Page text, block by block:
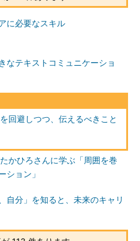
に必要なスキル
なテキストコミュニケーショ
回避しつつ、伝えるべきこと
かひろさんに学ぶ「周囲を巻
ション」
自分」を知ると、未来のキャリ